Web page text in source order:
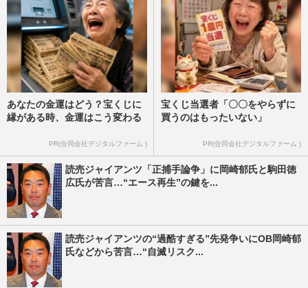
あなたの金運はどう？宝くじに
縁がある時、金運はこう変わる
PR(合同会社デジタルファーム )
宝くじ当選者「〇〇をやらずに
買うのはもったいない」
PR(合同会社デジタルファーム )
読売ジャイアンツ「正捕手論争」に岡崎郁氏と駒田徳
広氏が苦言…“エース再生”の鍵を...
読売ジャイアンツの“過酷すぎる”先発争いにOB岡崎郁
氏などから苦言…“自滅リスク...